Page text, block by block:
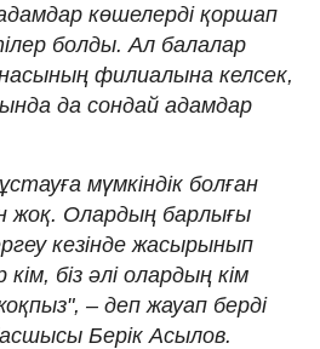
көшелерді қоршап
болды. Ал балалар
филиалына келсек,
да сондай адамдар
мүмкіндік болған
жоқ. Олардың барлығы
кезінде жасырынып
біз әлі олардың кім
– деп жауап берді
Берік Асылов.